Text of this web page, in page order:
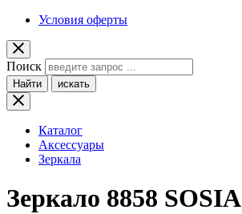
Условия оферты
Поиск
Найти искать
Каталог
Аксессуары
Зеркала
Зеркало 8858 SOSIA